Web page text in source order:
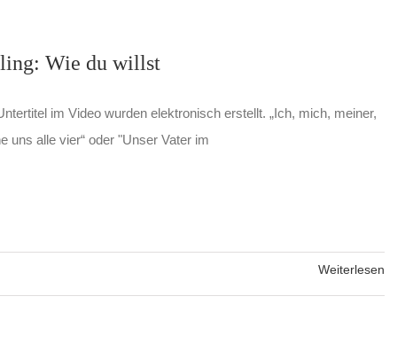
Wie du willst
im Video wurden elektronisch erstellt. „Ich, mich, meiner,
uns alle vier“ oder "Unser Vater im
Weiterlesen